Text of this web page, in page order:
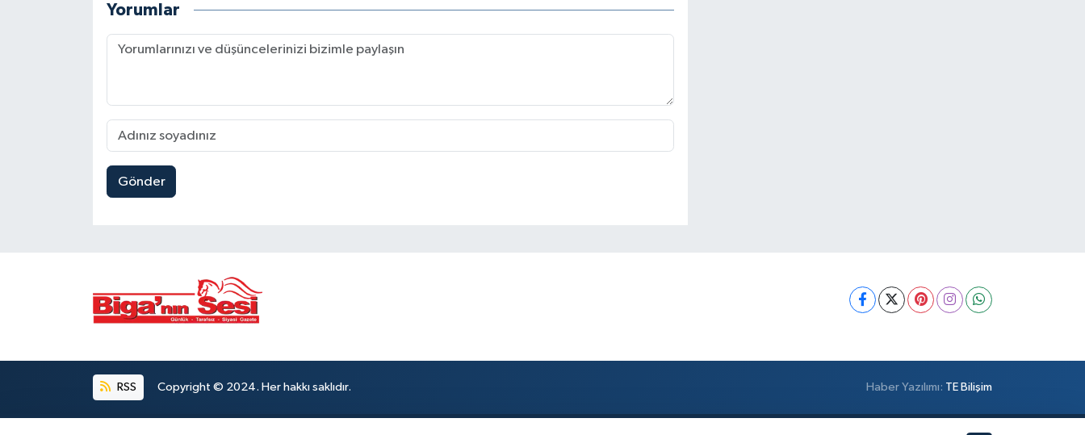
Yorumlar
Gönder
RSS Copyright © 2024. Her hakkı saklıdır. Haber Yazılımı: TE Bilişim